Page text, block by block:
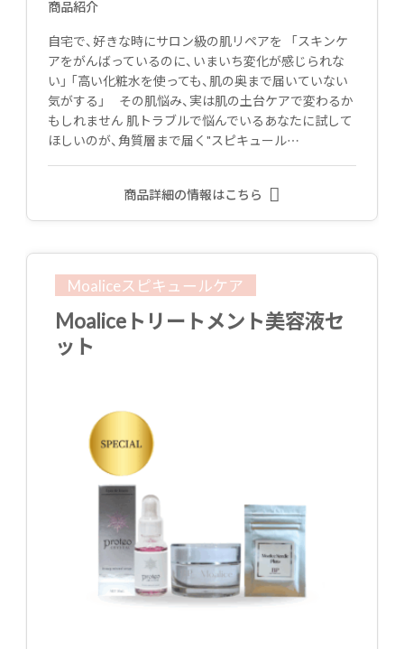
商品紹介
自宅で、好きな時にサロン級の肌リペアを 「スキンケ
アをがんばっているのに、いまいち変化が感じられな
い」 「高い化粧水を使っても、肌の奥まで届いていない
気がする」 その肌悩み、実は肌の土台ケアで変わるか
もしれません 肌トラブルで悩んでいるあなたに試して
ほしいのが、角質層まで届く"スピキュール…
商品詳細の情報はこちら
Moaliceスピキュールケア
Moaliceトリートメント美容液セ
ット